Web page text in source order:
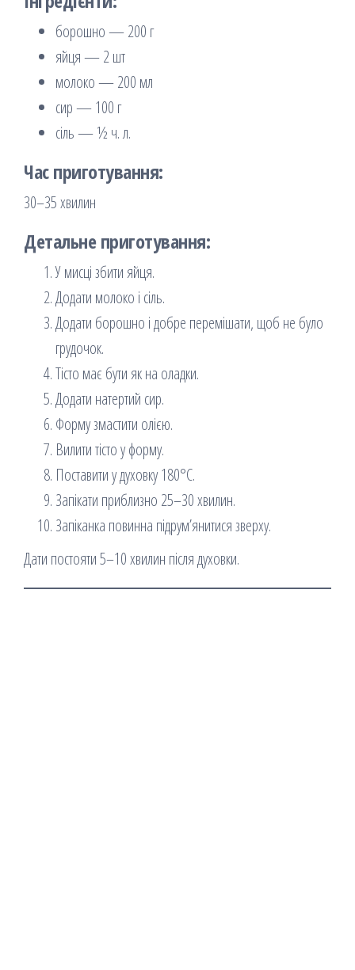
борошно — 200 г
яйця — 2 шт
молоко — 200 мл
сир — 100 г
сіль — ½ ч. л.
Час приготування:
30–35 хвилин
Детальне приготування:
У мисці збити яйця.
Додати молоко і сіль.
Додати борошно і добре перемішати, щоб не було
грудочок.
Тісто має бути як на оладки.
Додати натертий сир.
Форму змастити олією.
Вилити тісто у форму.
Поставити у духовку 180°C.
Запікати приблизно 25–30 хвилин.
Запіканка повинна підрум’янитися зверху.
Дати постояти 5–10 хвилин після духовки.